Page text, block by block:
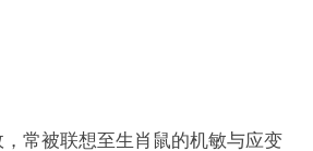
，常被联想至生肖鼠的机敏与应变